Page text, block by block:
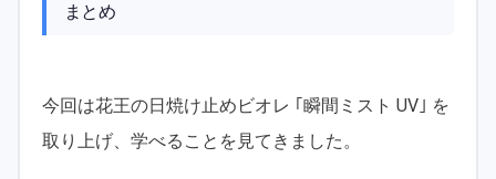
まとめ
今回は花王の日焼け止めビオレ ｢瞬間ミスト UV｣ を
取り上げ、学べることを見てきました。